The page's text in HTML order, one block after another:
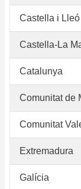
Castella i Lleó
Castella-La
Catalunya
Comunitat de
Comunitat
Extremadura
Galícia